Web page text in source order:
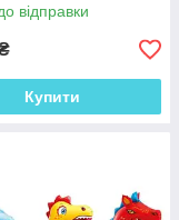
відправки
Купити